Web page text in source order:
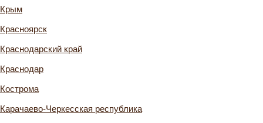
Крым
Красноярск
Краснодарский край
Краснодар
Кострома
Карачаево-Черкесская республика